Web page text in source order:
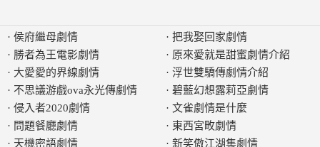
· 侯府繼母劇情
· 勝者為王電影劇情
· 大愛愛的界線劇情
· 不思議游戲ova永光傳劇情
· 侵入者2020劇情
· 問題餐廳劇情
· 天機密語劇情
· 把我娶回家劇情
· 原來愛就是甜蜜劇情介紹
· 浮世雙驕傳劇情介紹
· 碧藍幻想露莉亞劇情
· 文雀劇情是什麼
· 東西宮畋劇情
· 新笑傲江湖集劇情